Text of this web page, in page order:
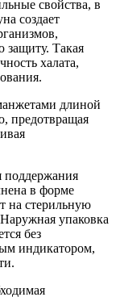
свойства, в
создает
защиту. Такая
халата,
длиной
предотвращая
поддержания
в форме
на стерильную
упаковка
без
индикатором,